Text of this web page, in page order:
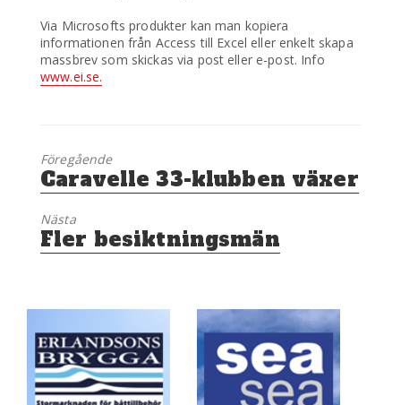
Via Microsofts produkter kan man kopiera
informationen från Access till Excel eller enkelt skapa
massbrev som skickas via post eller e-post. Info
www.ei.se.
Föregående
Föregående
inlägg:
Caravelle 33-klubben växer
Nästa
Nästa
inlägg:
Fler besiktningsmän